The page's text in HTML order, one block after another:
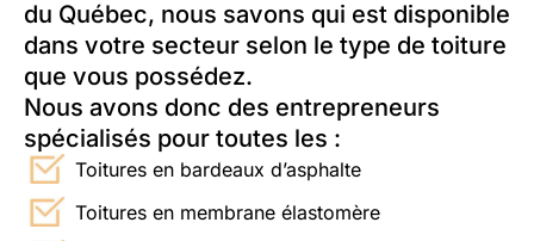
du Québec, nous savons qui est disponible
dans votre secteur selon le type de toiture
que vous possédez.
Nous avons donc des entrepreneurs
spécialisés pour toutes les :
Toitures en bardeaux d’asphalte
Toitures en membrane élastomère